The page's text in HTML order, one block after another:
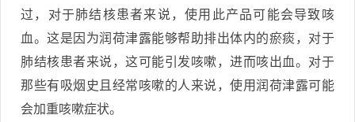
过，对于肺结核患者来说，使用此产品可能会导致咳
血。这是因为润荷津露能够帮助排出体内的瘀痰，对于
肺结核患者来说，这可能引发咳嗽，进而咳出血。对于
那些有吸烟史且经常咳嗽的人来说，使用润荷津露可能
会加重咳嗽症状。